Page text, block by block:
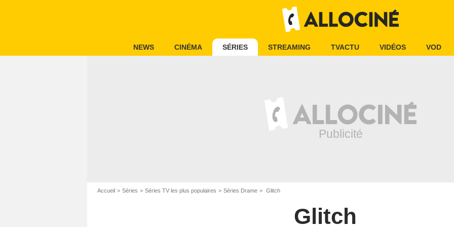
NEWS CINÉMA SÉRIES STREAMING TVACTU VIDÉOS VOD
Accueil Séries Séries TV les plus populaires Séries Drame Glitch
Glitch